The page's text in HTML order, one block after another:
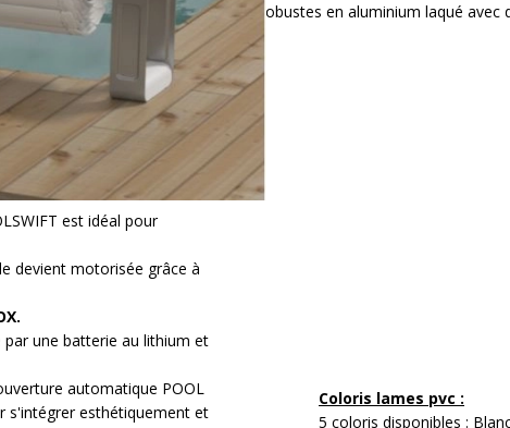
fins de course Structure : pieds robustes en aluminium laqué avec
NF P90-308
jardin
UV
sans fin de course.
est idéal pour
devient motorisée grâce à
une batterie au lithium et
automatique POOL
s'intégrer esthétiquement et
Coloris lames pvc :
5 coloris disponibles :